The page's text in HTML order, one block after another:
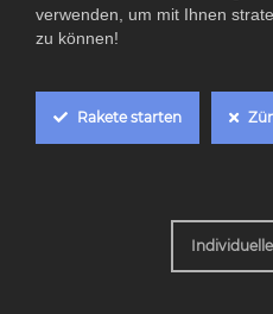
Sponsor/Unternehmen
verwenden, um mit Ihnen
zu können!
Rakete starten